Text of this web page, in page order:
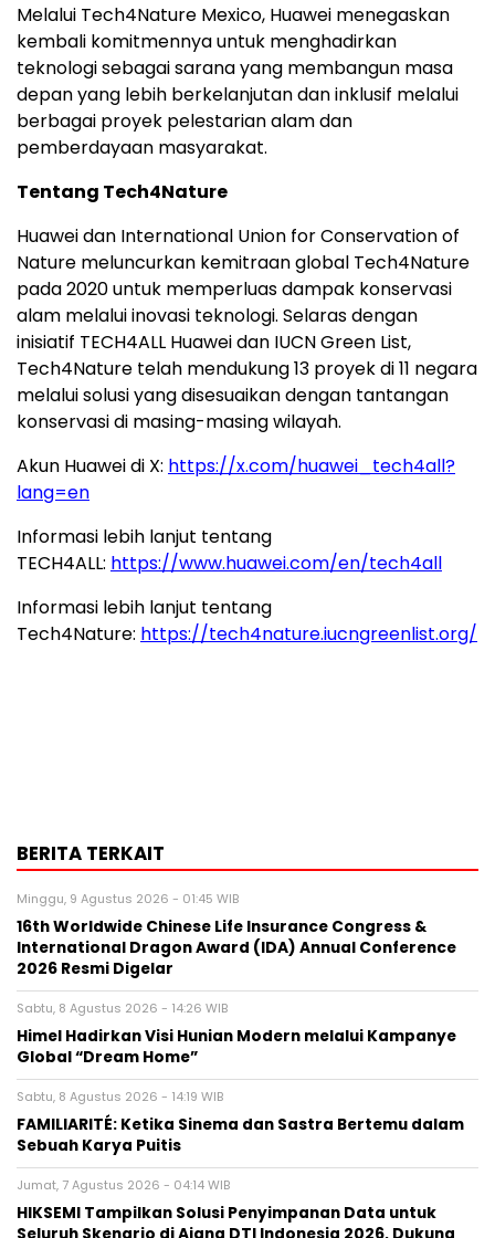
Melalui Tech4Nature Mexico, Huawei menegaskan
kembali komitmennya untuk menghadirkan
teknologi sebagai sarana yang membangun masa
depan yang lebih berkelanjutan dan inklusif melalui
berbagai proyek pelestarian alam dan
pemberdayaan masyarakat.
Tentang Tech4Nature
Huawei dan International Union for Conservation of
Nature meluncurkan kemitraan global Tech4Nature
pada 2020 untuk memperluas dampak konservasi
alam melalui inovasi teknologi. Selaras dengan
inisiatif TECH4ALL Huawei dan IUCN Green List,
Tech4Nature telah mendukung 13 proyek di 11 negara
melalui solusi yang disesuaikan dengan tantangan
konservasi di masing-masing wilayah.
Akun Huawei di X: https://x.com/huawei_tech4all?
lang=en
Informasi lebih lanjut tentang
TECH4ALL: https://www.huawei.com/en/tech4all
Informasi lebih lanjut tentang
Tech4Nature: https://tech4nature.iucngreenlist.org/
BERITA TERKAIT
Minggu, 9 Agustus 2026 - 01:45 WIB
16th Worldwide Chinese Life Insurance Congress &
International Dragon Award (IDA) Annual Conference
2026 Resmi Digelar
Sabtu, 8 Agustus 2026 - 14:26 WIB
Himel Hadirkan Visi Hunian Modern melalui Kampanye
Global “Dream Home”
Sabtu, 8 Agustus 2026 - 14:19 WIB
FAMILIARITÉ: Ketika Sinema dan Sastra Bertemu dalam
Sebuah Karya Puitis
Jumat, 7 Agustus 2026 - 04:14 WIB
HIKSEMI Tampilkan Solusi Penyimpanan Data untuk
Seluruh Skenario di Ajang DTI Indonesia 2026, Dukung